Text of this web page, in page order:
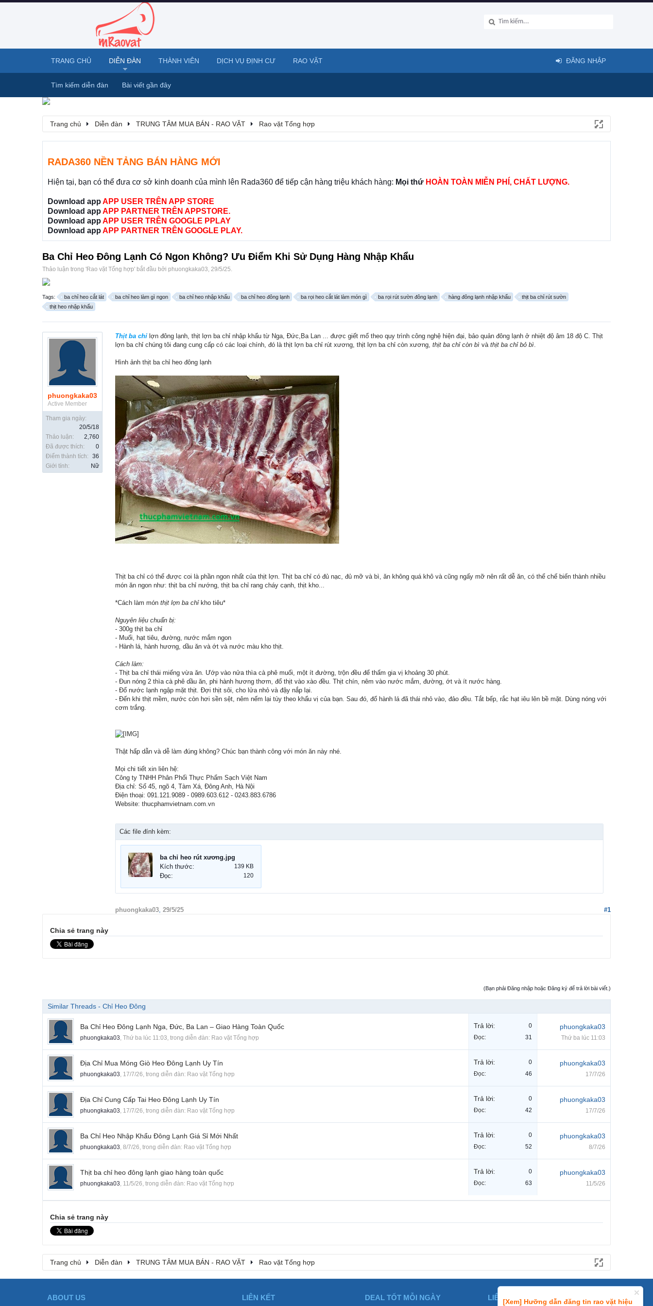
Trang chủ Diễn đàn TRUNG TÂM MUA BÁN - RAO VẶT Rao vặt Tổng hợp
RADA360 NỀN TẢNG BÁN HÀNG MỚI
Hiện tại, bạn có thể đưa cơ sở kinh doanh của mình lên Rada360 để tiếp cận hàng triệu khách hàng: Mọi thứ HOÀN TOÀN MIỄN PHÍ, CHẤT LƯỢNG.
Download app APP USER TRÊN APP STORE
Download app APP PARTNER TRÊN APPSTORE.
Download app APP USER TRÊN GOOGLE PPLAY
Download app APP PARTNER TRÊN GOOGLE PLAY.
[Xem] Hưỡng dẫn đăng tin rao vặt hiệu
Ba Chỉ Heo Đông Lạnh Có Ngon Không? Ưu Điểm Khi Sử Dụng Hàng Nhập Khẩu
Thảo luận trong 'Rao vặt Tổng hợp' bắt đầu bởi phuongkaka03, 29/5/25.
Tags: ba chỉ heo cắt lát ba chỉ heo làm gì ngon ba chỉ heo nhập khẩu ba chỉ heo đông lạnh ba rọi heo cắt lát làm món gì ba rọi rút sườn đông lạnh hàng đông lạnh nhập khẩu
thịt ba chỉ rút sườn
thịt heo nhập khẩu
phuongkaka03
Active Member
Tham gia ngày:
20/5/18
Thảo luận:
2,760
Đã được thích:
0
Điểm thành tích:
36
Giới tính:
Nữ
Thịt ba chỉlợn đông lạnh, thịt lợn ba chỉ nhập khẩu từ Nga, Đức,Ba Lan ... được giết mổ theo quy trình công nghệ hiện đại, bảo quản đông lạnh ở nhiệt độ âm 18 độ C. Thịt
lợn ba chỉ chúng tôi đang cung cấp có các loại chính, đó là thịt lợn ba chỉ rút xương, thịt lợn ba chỉ còn xương, thịt ba chỉ còn bì và thịt ba chỉ bỏ bì.
Hình ảnh thịt ba chỉ heo đông lạnh
Thịt ba chỉ có thể được coi là phần ngon nhất của thịt lợn. Thịt ba chỉ có đủ nạc, đủ mỡ và bì, ăn không quá khô và cũng ngấy mỡ nên rất dễ ăn, có thể chế biến thành nhiều
món ăn ngon như: thịt ba chỉ nướng, thịt ba chỉ rang cháy cạnh, thịt kho...
*Cách làm món thịt lợn ba chỉkho tiêu*
Nguyên liệu chuẩn bị:
- 300g thịt ba chỉ
- Muối, hạt tiêu, đường, nước mắm ngon
- Hành lá, hành hương, dầu ăn và ớt và nước màu kho thịt.
Cách làm:
- Thịt ba chỉ thái miếng vừa ăn. Ướp vào nửa thìa cà phê muối, một ít đường, trộn đều để thấm gia vị khoảng 30 phút.
- Đun nóng 2 thìa cà phê dầu ăn, phi hành hương thơm, đổ thịt vào xào đều. Thịt chín, nêm vào nước mắm, đường, ớt và ít nước hàng.
- Đổ nước lạnh ngập mặt thịt. Đợi thịt sôi, cho lửa nhỏ và đậy nắp lại.
- Đến khi thịt mềm, nước còn hơi sền sệt, nêm nếm lại tùy theo khẩu vị của bạn. Sau đó, đổ hành lá đã thái nhỏ vào, đảo đều. Tắt bếp, rắc hạt iêu lên bề mặt. Dùng nóng với
cơm trắng.
Thật hấp dẫn và dễ làm đúng không? Chúc bạn thành công với món ăn này nhé.
Mọi chi tiết xin liên hệ:
Công ty TNHH Phân Phối Thực Phẩm Sạch Việt Nam
Địa chỉ: Số 45, ngõ 4, Tàm Xá, Đông Anh, Hà Nội
Điện thoại: 091.121.9089 - 0989.603.612 - 0243.883.6786
Website: thucphamvietnam.com.vn
Các file đính kèm:
ba chỉ heo rút xương.jpg
Kích thước:
139 KB
Đọc: 120
phuongkaka03, 29/5/25 #1
Chia sẻ trang này
(Bạn phải Đăng nhập hoặc Đăng ký để trả lời bài viết.)
Similar Threads - Chỉ Heo Đông
Ba Chỉ Heo Đông Lạnh Nga, Đức, Ba Lan – Giao Hàng Toàn Quốc
phuongkaka03, Thứ ba lúc 11:03, trong diễn đàn: Rao vặt Tổng hợp
Trả lời:
0
Đọc:
31
phuongkaka03
Thứ ba lúc 11:03
Địa Chỉ Mua Móng Giò Heo Đông Lạnh Uy Tín
phuongkaka03, 17/7/26, trong diễn đàn: Rao vặt Tổng hợp
Trả lời:
0
Đọc:
46
phuongkaka03
17/7/26
Địa Chỉ Cung Cấp Tai Heo Đông Lạnh Uy Tín
phuongkaka03, 17/7/26, trong diễn đàn: Rao vặt Tổng hợp
Trả lời:
0
Đọc:
42
phuongkaka03
17/7/26
Ba Chỉ Heo Nhập Khẩu Đông Lạnh Giá Sỉ Mới Nhất
phuongkaka03, 8/7/26, trong diễn đàn: Rao vặt Tổng hợp
Trả lời:
0
Đọc:
52
phuongkaka03
8/7/26
Thịt ba chỉ heo đông lạnh giao hàng toàn quốc
phuongkaka03, 11/5/26, trong diễn đàn: Rao vặt Tổng hợp
Trả lời:
0
Đọc:
63
phuongkaka03
11/5/26
Chia sẻ trang này
Trang chủ Diễn đàn TRUNG TÂM MUA BÁN - RAO VẶT Rao vặt Tổng hợp
TRANG CHỦ DIỄN ĐÀN
Tìm kiếm diễn đàn Bài viết gần đây
THÀNH VIÊN DỊCH VỤ ĐỊNH CƯ RAO VẶT ĐĂNG NHẬP
ABOUT US LIÊN KẾT DEAL TỐT MỖI NGÀY LIÊN HỆ